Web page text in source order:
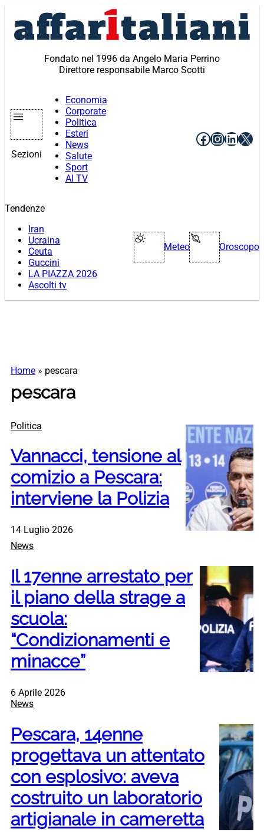
contenuto
Fondato nel 1996 da Angelo Maria Perrino
Direttore responsabile Marco Scotti
Sezioni
Economia
Corporate
Politica
Esteri
News
Salute
Sport
AI TV
Facebook
X
Tendenze
Iran
Ucraina
Ceuta
Guccini
LA PIAZZA 2026
Ascolti tv
Meteo Oroscopo
Home » pescara
pescara
Politica
Vannacci, tensione al
comizio a Pescara:
interviene la Polizia
14 Luglio 2026
News
Il 17enne arrestato per
il piano della strage a
scuola:
“Condizionamenti e
minacce”
6 Aprile 2026
News
Pescara, 14enne
progettava un attentato
con esplosivo: aveva
costruito un laboratorio
artigianale in cameretta